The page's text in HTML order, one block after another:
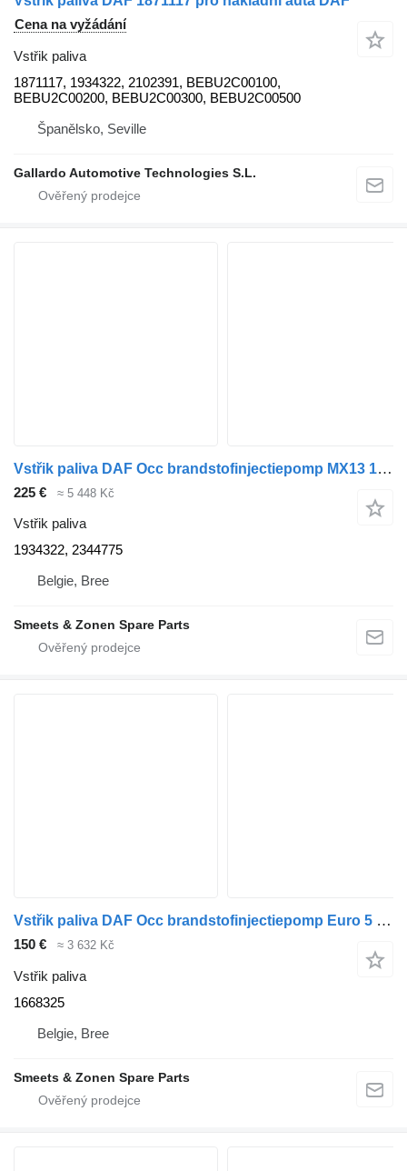
Cena na vyžádání
Vstřik paliva
1871117, 1934322, 2102391, BEBU2C00100,
BEBU2C00200, BEBU2C00300, BEBU2C00500
Španělsko, Seville
Gallardo Automotive Technologies S.L.
Vstřik paliva DAF Occ brandstofinjectiepomp MX13 1934322, 2344775 pro nákladní auta
225 € ≈ 5 448 Kč
Vstřik paliva
1934322, 2344775
Belgie, Bree
Smeets & Zonen Spare Parts
Vstřik paliva DAF Occ brandstofinjectiepomp Euro 5 1668325 pro nákladní auta
150 € ≈ 3 632 Kč
Vstřik paliva
1668325
Belgie, Bree
Smeets & Zonen Spare Parts